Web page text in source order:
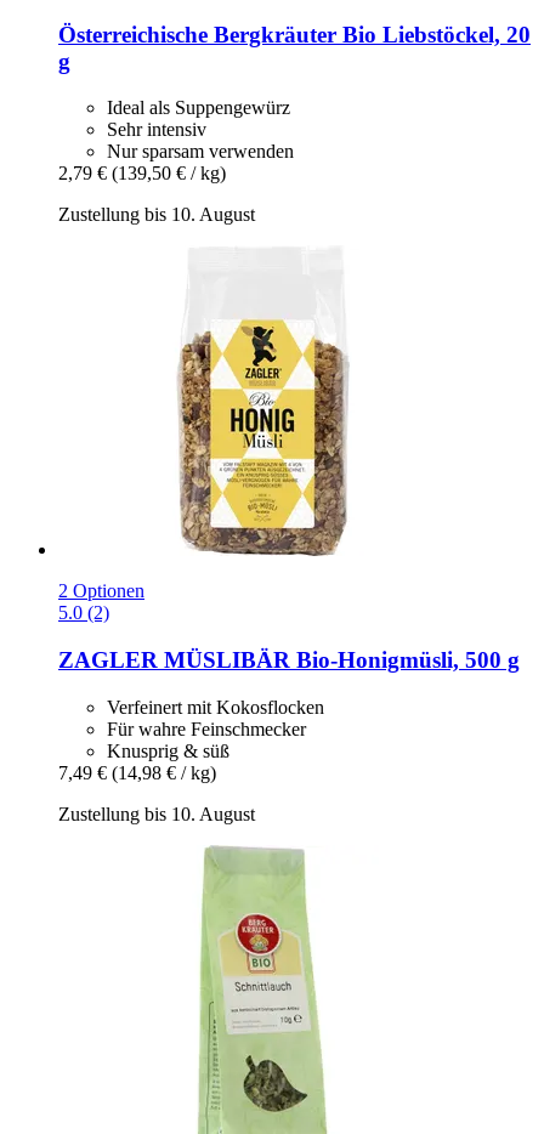
Österreichische Bergkräuter Bio Liebstöckel, 20
g
Ideal als Suppengewürz
Sehr intensiv
Nur sparsam verwenden
2,79 € (139,50 € / kg)
Zustellung bis 10. August
2 Optionen
5.0 (2)
ZAGLER MÜSLIBÄR Bio-​Honigmüsli, 500 g
Verfeinert mit Kokosflocken
Für wahre Feinschmecker
Knusprig & süß
7,49 € (14,98 € / kg)
Zustellung bis 10. August